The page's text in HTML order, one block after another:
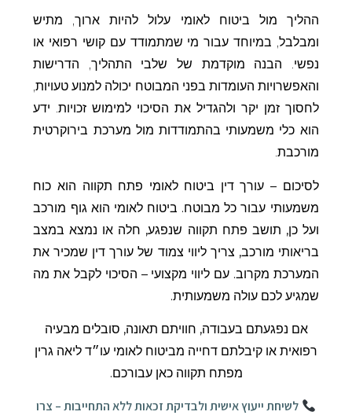
ההליך מול ביטוח לאומי עלול להיות ארוך, מתיש
ומבלבל, במיוחד עבור מי שמתמודד עם קושי רפואי או
נפשי. הבנה מוקדמת של שלבי התהליך, הדרישות
והאפשרויות העומדות בפני המבוטח יכולה למנוע טעויות,
לחסוך זמן יקר ולהגדיל את הסיכוי למימוש זכויות. ידע
הוא כלי משמעותי בהתמודדות מול מערכת בירוקרטית
מורכבת.
לסיכום – עורך דין ביטוח לאומי פתח תקווה הוא כוח
משמעותי עבור כל מבוטח. ביטוח לאומי הוא גוף מורכב
ועל כן, תושב פתח תקווה שנפגע, חלה או נמצא במצב
בריאותי מורכב, צריך ליווי צמוד של עורך דין שמכיר את
המערכת מקרוב. עם ליווי מקצועי – הסיכוי לקבל את מה
שמגיע לכם עולה משמעותית.
אם נפגעתם בעבודה, חוויתם תאונה, סובלים מבעיה
רפואית או קיבלתם דחייה מביטוח לאומי עו״ד ליאה גרין
מפתח תקווה כאן עבורכם.
לשיחת ייעוץ אישית ולבדיקת זכאות ללא התחייבות – צרו